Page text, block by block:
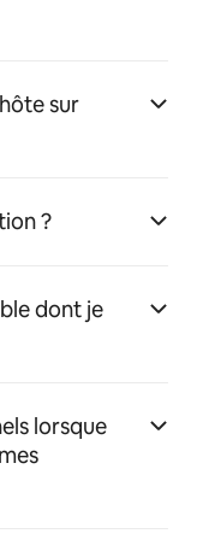
sur
?
dont je
lorsque